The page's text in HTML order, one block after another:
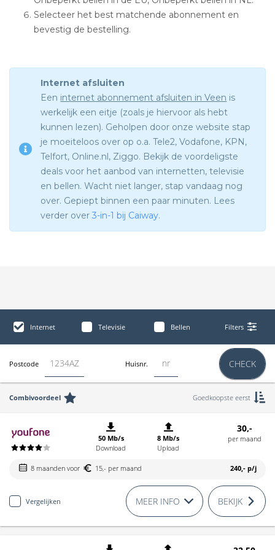
Selecteer het best matchende abonnement en
bevestig de bestelling.
Internet afsluiten
Een internet abonnement afsluiten in Veen is
werkelijk een eitje (zoals je hiervoor als hebt
kunnen lezen). Geholpen door onze website stap
je moeiteloos over op o.a. Tele2, Vodafone, KPN,
Telfort, Online.nl, Ziggo. Bekijk de voordeligste
deals voor het aanbod van internetten, televisie
en bellen. Wacht niet langer, stap vandaag nog
over. Gepiept binnen een paar minuten. Lees
verder over3-in-1 bij Caiway.
Internet Televisie Bellen Filters
Postcode Huisnr. CHECK
Combivoordeel Goedkoopste eerst
50 Mb/s
Download
8 Mb/s
Upload
30,-
per maand
8 maanden voor 15,- per maand 240,- p/j
Vergelijken MEER INFO BEKIJK